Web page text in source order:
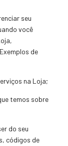
seu
você
de
na Loja;
temos sobre
do seu
códigos de